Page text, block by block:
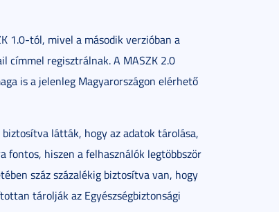
1.0-tól, mivel a második verzióban a
címmel regisztrálnak. A MASZK 2.0
is a jelenleg Magyarországon elérhető
látták, hogy az adatok tárolása,
fontos, hiszen a felhasználók legtöbbször
száz százalékig biztosítva van, hogy
tárolják az Egyészségbiztonsági